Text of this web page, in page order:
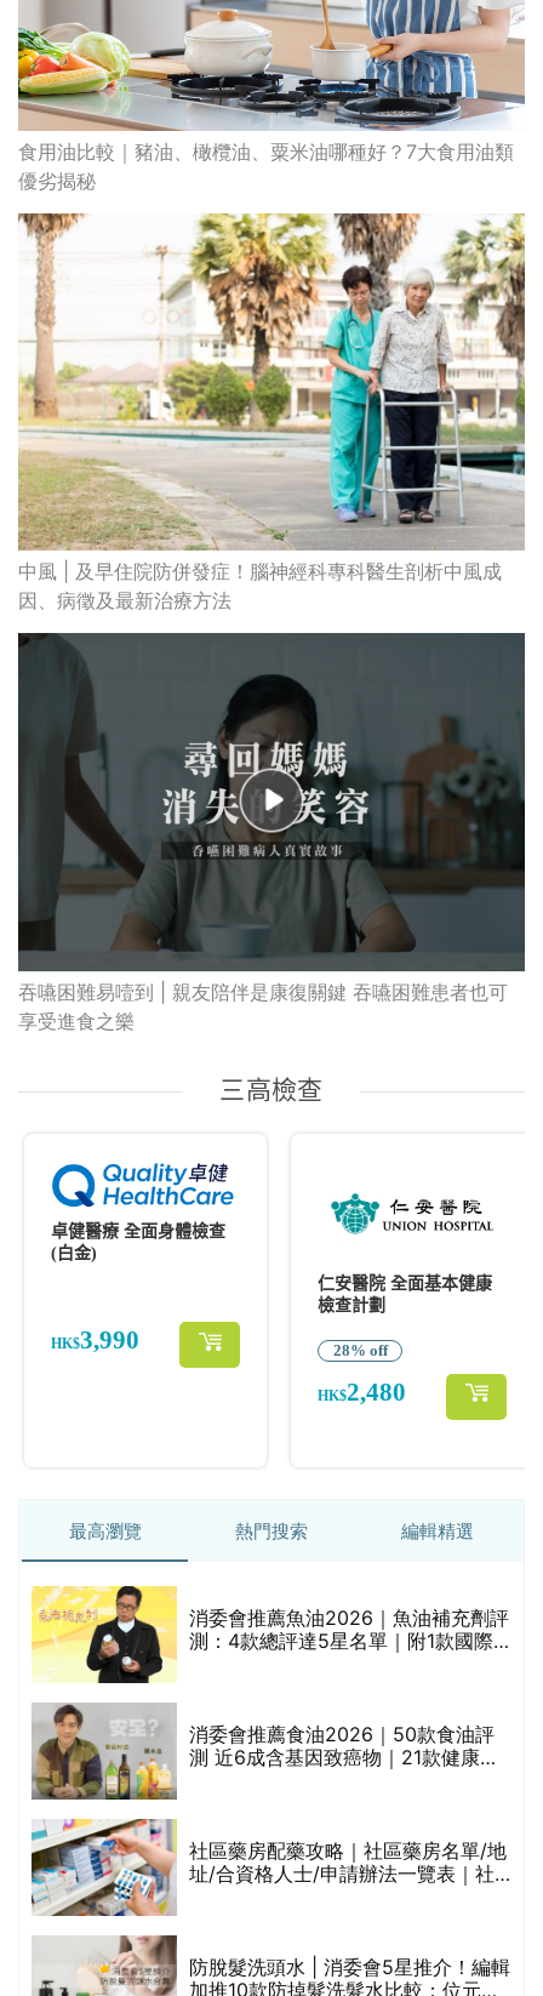
食用油比較｜豬油、橄欖油、粟米油哪種好？7大食用油類
優劣揭秘
中風 | 及早住院防併發症！腦神經科專科醫生剖析中風成
因、病徵及最新治療方法
吞嚥困難易噎到 | 親友陪伴是康復關鍵 吞嚥困難患者也可
享受進食之樂
最高瀏覽 熱門搜索 編輯精選
消委會推薦魚油2026｜魚油補充劑評
測：4款總評達5星名單｜附1款國際
消委會推薦食油2026｜50款食油評
測 近6成含基因致癌物｜21款健康煮
社區藥房配藥攻略｜社區藥房名單/地
址/合資格人士/申請辦法一覽表｜社
防脫髮洗頭水 | 消委會5星推介！編輯
加推10款防掉髮洗髮水比較：位元